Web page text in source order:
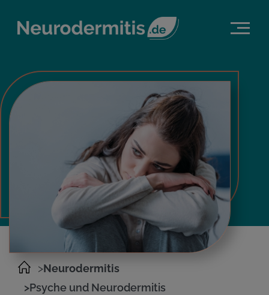
>Neurodermitis
>Psyche und Neurodermitis